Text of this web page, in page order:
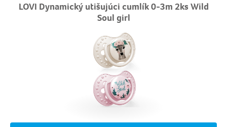
LOVI Dynamický utišujúci cumlík 0-3m 2ks Wild
Soul girl